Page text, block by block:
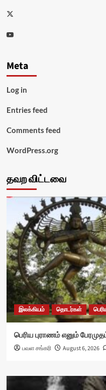
Twitter
Youtube
Meta
Log in
Entries feed
Comments feed
WordPress.org
தவற விட்டவை
இலக்கியம் தொடர்கள்
பெரிய புராணம் எனும்
பவள சங்கரி August 6, 2026